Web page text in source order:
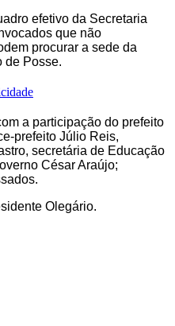
efetivo da Secretaria
que não
procurar a sede da
de Posse.
a participação do prefeito
prefeito Júlio Reis,
secretária de Educação
César Araújo;
Olegário.